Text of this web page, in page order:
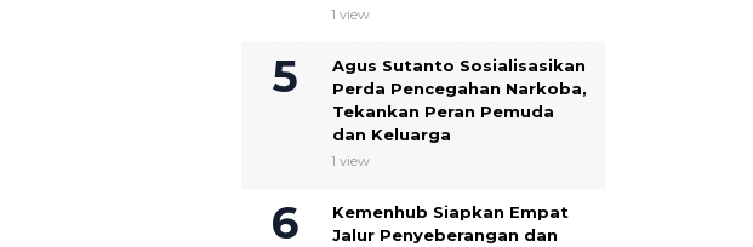
1 view
Agus Sutanto Sosialisasikan
Perda Pencegahan Narkoba,
Tekankan Peran Pemuda
dan Keluarga
1 view
Kemenhub Siapkan Empat
Jalur Penyeberangan dan